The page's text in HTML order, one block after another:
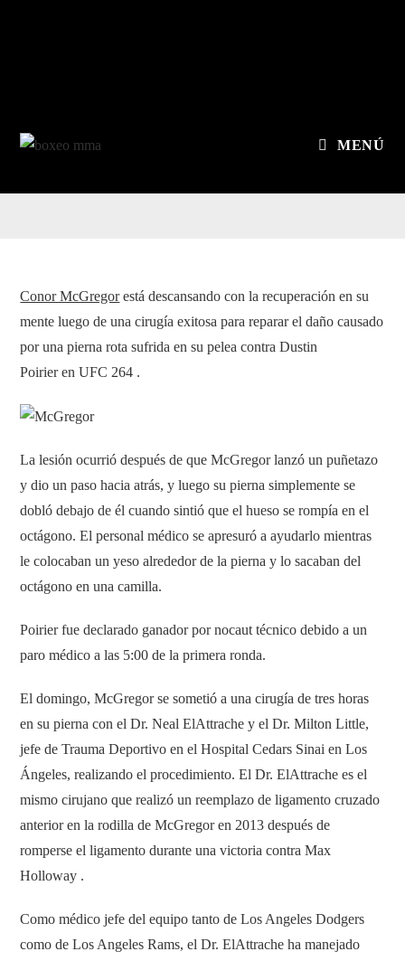
MENÚ
Conor McGregorestá descansando con la recuperación en su
mente luego de una cirugía exitosa para reparar el daño causado
por una pierna rota sufrida en su pelea contra Dustin
Poirier en UFC 264 .
La lesión ocurrió después de que McGregor lanzó un puñetazo
y dio un paso hacia atrás, y luego su pierna simplemente se
dobló debajo de él cuando sintió que el hueso se rompía en el
octágono. El personal médico se apresuró a ayudarlo mientras
le colocaban un yeso alrededor de la pierna y lo sacaban del
octágono en una camilla.
Poirier fue declarado ganador por nocaut técnico debido a un
paro médico a las 5:00 de la primera ronda.
El domingo, McGregor se sometió a una cirugía de tres horas
en su pierna con el Dr. Neal ElAttrache y el Dr. Milton Little,
jefe de Trauma Deportivo en el Hospital Cedars Sinai en Los
Ángeles, realizando el procedimiento. El Dr. ElAttrache es el
mismo cirujano que realizó un reemplazo de ligamento cruzado
anterior en la rodilla de McGregor en 2013 después de
romperse el ligamento durante una victoria contra Max
Holloway .
Como médico jefe del equipo tanto de Los Angeles Dodgers
como de Los Angeles Rams, el Dr. ElAttrache ha manejado